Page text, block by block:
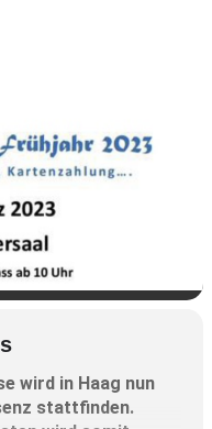
wird in Haag nun
stattfinden.